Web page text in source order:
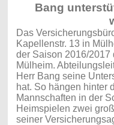
Bang
Das
Kapellenstr. 13 in
der Saison 2016/
Mülheim.
Herr Bang seine
hat. So hängen hinter
Mannschaften in der
Heimspielen zwei
seiner